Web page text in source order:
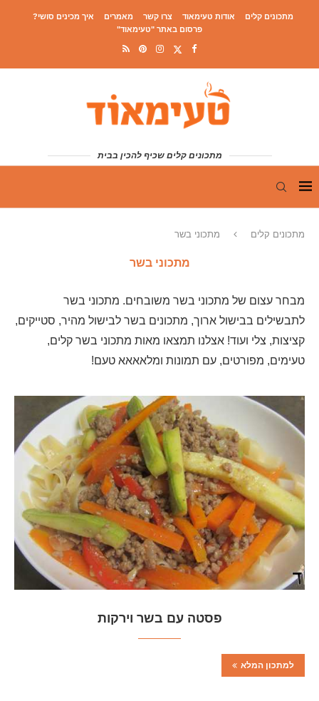
מתכונים קלים אודות טעימאוד צרו קשר מאמרים
איך מכינים סושי?
פרסום באתר "טעימאוד"
מתכונים קלים שכיף להכין בבית
מתכונים קלים מתכוני בשר
מתכוני בשר
מבחר עצום של מתכוני בשר משובחים. מתכוני בשר
לתבשילים בבישול ארוך, מתכונים בשר לבישול מהיר, סטייקים,
קציצות, צלי ועוד! אצלנו תמצאו מאות מתכוני בשר קלים,
טעימים, מפורטים, עם תמונות ומלאאאא טעם!
פסטה עם בשר וירקות
למתכון המלא